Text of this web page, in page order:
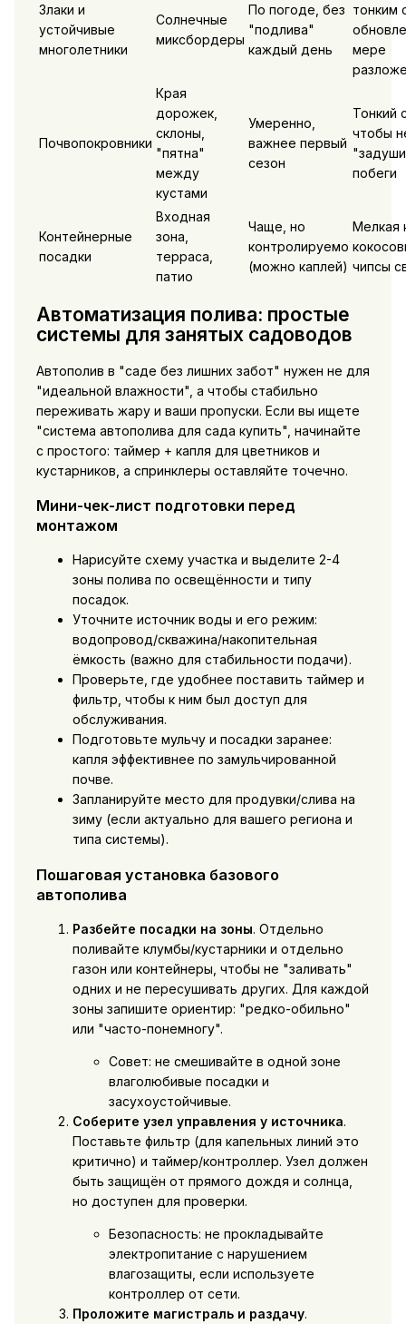
Злаки и
устойчивые
многолетники
Солнечные
миксбордеры
По погоде, без
"подлива"
каждый день
тонким
мере
Почвопокровники
Края
дорожек,
склоны,
"пятна"
между
кустами
Умеренно,
важнее первый
сезон
Тонкий
чтобы
побеги
Контейнерные
посадки
Входная
зона,
терраса,
патио
Чаще, но
контролируемо
(можно каплей)
Мелкая
чипсы
Автоматизация полива: простые
системы для занятых садоводов
Автополив в "саде без лишних забот" нужен не для
"идеальной влажности", а чтобы стабильно
переживать жару и ваши пропуски. Если вы ищете
"система автополива для сада купить", начинайте
с простого: таймер + капля для цветников и
кустарников, а спринклеры оставляйте точечно.
Мини-чек-лист подготовки перед
монтажом
Нарисуйте схему участка и выделите 2-4
зоны полива по освещённости и типу
посадок.
Уточните источник воды и его режим:
водопровод/скважина/накопительная
ёмкость (важно для стабильности подачи).
Проверьте, где удобнее поставить таймер и
фильтр, чтобы к ним был доступ для
обслуживания.
Подготовьте мульчу и посадки заранее:
капля эффективнее по замульчированной
почве.
Запланируйте место для продувки/слива на
зиму (если актуально для вашего региона и
типа системы).
Пошаговая установка базового
автополива
Разбейте посадки на зоны. Отдельно
поливайте клумбы/кустарники и отдельно
газон или контейнеры, чтобы не "заливать"
одних и не пересушивать других. Для каждой
зоны запишите ориентир: "редко-обильно"
или "часто-понемногу".
Совет: не смешивайте в одной зоне
влаголюбивые посадки и
засухоустойчивые.
Соберите узел управления у источника.
Поставьте фильтр (для капельных линий это
критично) и таймер/контроллер. Узел должен
быть защищён от прямого дождя и солнца,
но доступен для проверки.
Безопасность: не прокладывайте
электропитание с нарушением
влагозащиты, если используете
контроллер от сети.
Проложите магистраль и раздачу.